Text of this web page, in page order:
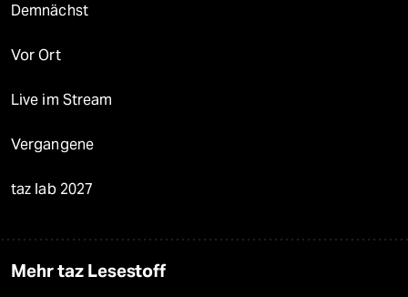
Demnächst
Vor Ort
Live im Stream
Vergangene
taz lab 2027
Mehr taz Lesestoff